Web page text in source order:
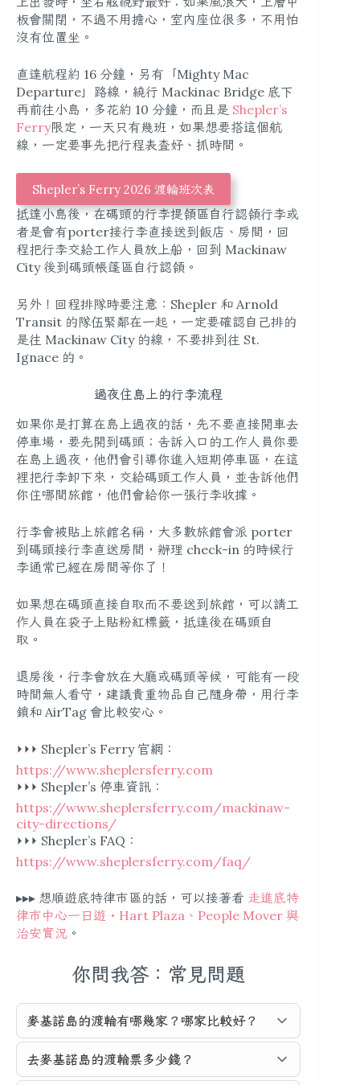
板會關閉，不過不用擔心，室內座位很多，不用怕
沒有位置坐。
直達航程約 16 分鐘，另有「Mighty Mac
Departure」路線，繞行 Mackinac Bridge 底下
再前往小島，多花約 10 分鐘，而且是 Shepler’s
Ferry限定，一天只有幾班，如果想要搭這個航
線，一定要事先把行程表查好、抓時間。
Shepler’s Ferry 2026 渡輪班次表
抵達小島後，在碼頭的行李提領區自行認領行李或
者是會有porter接行李直接送到飯店、房間，回
程把行李交給工作人員放上船，回到 Mackinaw
City 後到碼頭帳篷區自行認領。
另外！回程排隊時要注意：Shepler 和 Arnold
Transit 的隊伍緊鄰在一起，一定要確認自己排的
是往 Mackinaw City 的線，不要排到往 St.
Ignace 的。
過夜住島上的行李流程
如果你是打算在島上過夜的話，先不要直接開車去
停車場，要先開到碼頭；告訴入口的工作人員你要
在島上過夜，他們會引導你進入短期停車區，在這
裡把行李卸下來，交給碼頭工作人員，並告訴他們
你住哪間旅館，他們會給你一張行李收據。
行李會被貼上旅館名稱，大多數旅館會派 porter
到碼頭接行李直送房間，辦理 check-in 的時候行
李通常已經在房間等你了！
如果想在碼頭直接自取而不要送到旅館，可以請工
作人員在袋子上貼粉紅標籤，抵達後在碼頭自
取。
退房後，行李會放在大廳或碼頭等候，可能有一段
時間無人看守，建議貴重物品自己隨身帶，用行李
鎖和 AirTag 會比較安心。
⏵⏵⏵ Shepler’s Ferry 官網：
https://www.sheplersferry.com
⏵⏵⏵ Shepler’s 停車資訊：
https://www.sheplersferry.com/mackinaw-
city-directions/
⏵⏵⏵ Shepler’s FAQ：
https://www.sheplersferry.com/faq/
▸▸▸ 想順遊底特律市區的話，可以接著看 走進底特
律市中心一日遊・Hart Plaza、People Mover 與
治安實況 。
你問我答：常見問題
麥基諾島的渡輪有哪幾家？哪家比較好？
去麥基諾島的渡輪票多少錢？